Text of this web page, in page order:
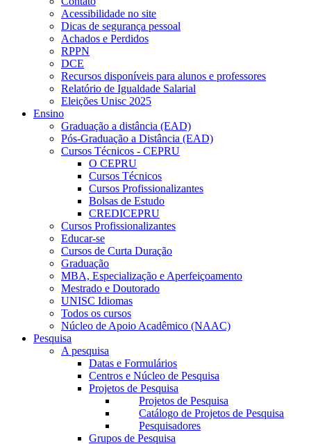
Acessibilidade no site
Dicas de segurança pessoal
Achados e Perdidos
RPPN
DCE
Recursos disponíveis para alunos e professores
Relatório de Igualdade Salarial
Eleições Unisc 2025
Ensino
Graduação a distância (EAD)
Pós-Graduação a Distância (EAD)
Cursos Técnicos - CEPRU
O CEPRU
Cursos Técnicos
Cursos Profissionalizantes
Bolsas de Estudo
CREDICEPRU
Cursos Profissionalizantes
Educar-se
Cursos de Curta Duração
Graduação
MBA, Especialização e Aperfeiçoamento
Mestrado e Doutorado
UNISC Idiomas
Todos os cursos
Núcleo de Apoio Acadêmico (NAAC)
Pesquisa
A pesquisa
Datas e Formulários
Centros e Núcleo de Pesquisa
Projetos de Pesquisa
Projetos de Pesquisa
Catálogo de Projetos de Pesquisa
Pesquisadores
Grupos de Pesquisa